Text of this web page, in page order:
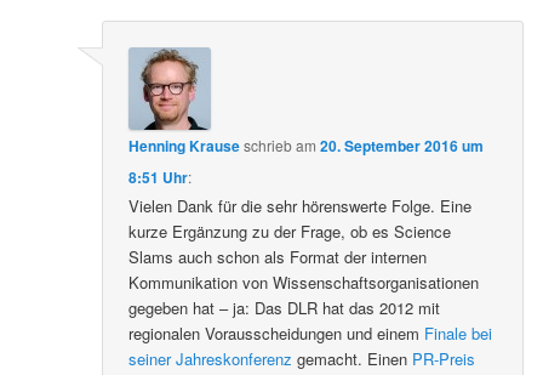
Henning Krauseschriebam20. September 2016 um
8:51 Uhr:
Vielen Dank für die sehr hörenswerte Folge. Eine
kurze Ergänzung zu der Frage, ob es Science
Slams auch schon als Format der internen
Kommunikation von Wissenschaftsorganisationen
gegeben hat – ja: Das DLR hat das 2012 mit
regionalen Vorausscheidungen und einem Finale bei
seiner Jahreskonferenz gemacht. Einen PR-Preis